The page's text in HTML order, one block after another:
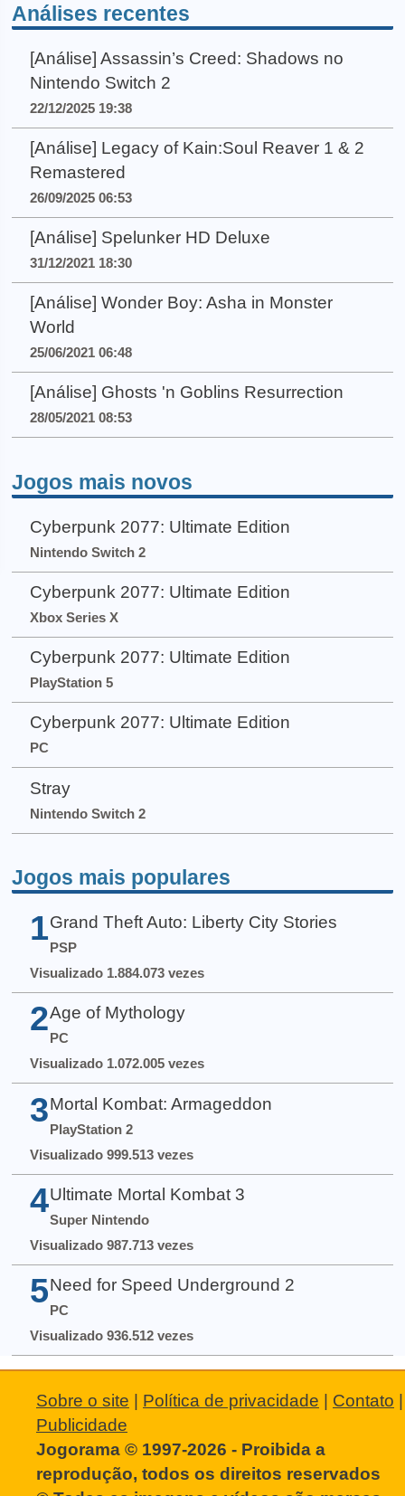
Análises recentes
[Análise] Assassin’s Creed: Shadows no
Nintendo Switch 2
22/12/2025 19:38
[Análise] Legacy of Kain:Soul Reaver 1 & 2
Remastered
26/09/2025 06:53
[Análise] Spelunker HD Deluxe
31/12/2021 18:30
[Análise] Wonder Boy: Asha in Monster
World
25/06/2021 06:48
[Análise] Ghosts 'n Goblins Resurrection
28/05/2021 08:53
Jogos mais novos
Cyberpunk 2077: Ultimate Edition
Nintendo Switch 2
Cyberpunk 2077: Ultimate Edition
Xbox Series X
Cyberpunk 2077: Ultimate Edition
PlayStation 5
Cyberpunk 2077: Ultimate Edition
PC
Stray
Nintendo Switch 2
Jogos mais populares
1 Grand Theft Auto: Liberty City Stories
PSP
Visualizado 1.884.073 vezes
2 Age of Mythology
PC
Visualizado 1.072.005 vezes
3 Mortal Kombat: Armageddon
PlayStation 2
Visualizado 999.513 vezes
4 Ultimate Mortal Kombat 3
Super Nintendo
Visualizado 987.713 vezes
5 Need for Speed Underground 2
PC
Visualizado 936.512 vezes
Sobre o site Política de privacidade Contato
Publicidade
Jogorama © 1997-2026 - Proibida a
reprodução, todos os direitos reservados